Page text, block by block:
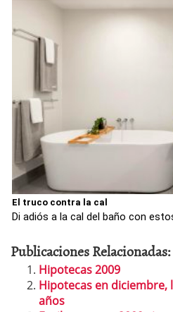
El truco contra la cal
Di adiós a la cal del baño con
Publicaciones Relacionadas:
Hipotecas 2009
Hipotecas en diciembre,
años